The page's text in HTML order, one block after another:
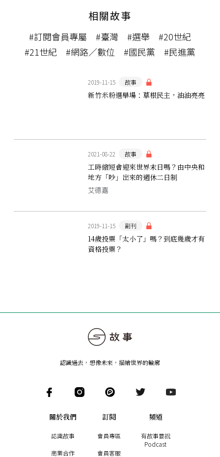
相關故事
#訂閱會員專屬 #臺灣 #選舉
#20世紀
#21世紀
#網路／數位 #國民黨 #民進黨
2019-11-15 故事
新竹米粉選舉場：草根民主，油油亮亮
2021-08-22 故事
工時縮短會迎來世界末日嗎？由中央和
地方「吵」出來的週休二日制
艾德嘉
2019-11-15 副刊
14歲投票「太小了」嗎？到底幾歲才有
資格投票？
認識過去，想像未來 ， 描繪世界的輪廓
關於我們
認識故事
商業合作
訂閱
會員專區
會員客服
頻道
有故事要說
Podcast